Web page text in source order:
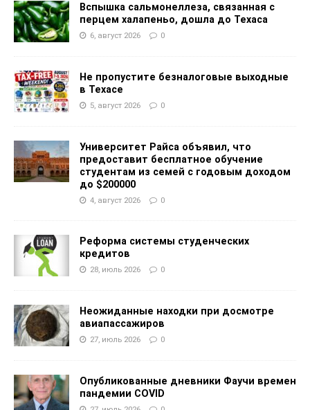
Вспышка сальмонеллеза, связанная с
перцем халапеньо, дошла до Техаса
6, август 2026 0
Не пропустите безналоговые выходные
в Техасе
5, август 2026 0
Университет Райса объявил, что
предоставит бесплатное обучение
студентам из семей с годовым доходом
до $200000
4, август 2026 0
Реформа системы студенческих
кредитов
28, июль 2026 0
Неожиданные находки при досмотре
авиапассажиров
27, июль 2026 0
Опубликованные дневники Фаучи времен
пандемии COVID